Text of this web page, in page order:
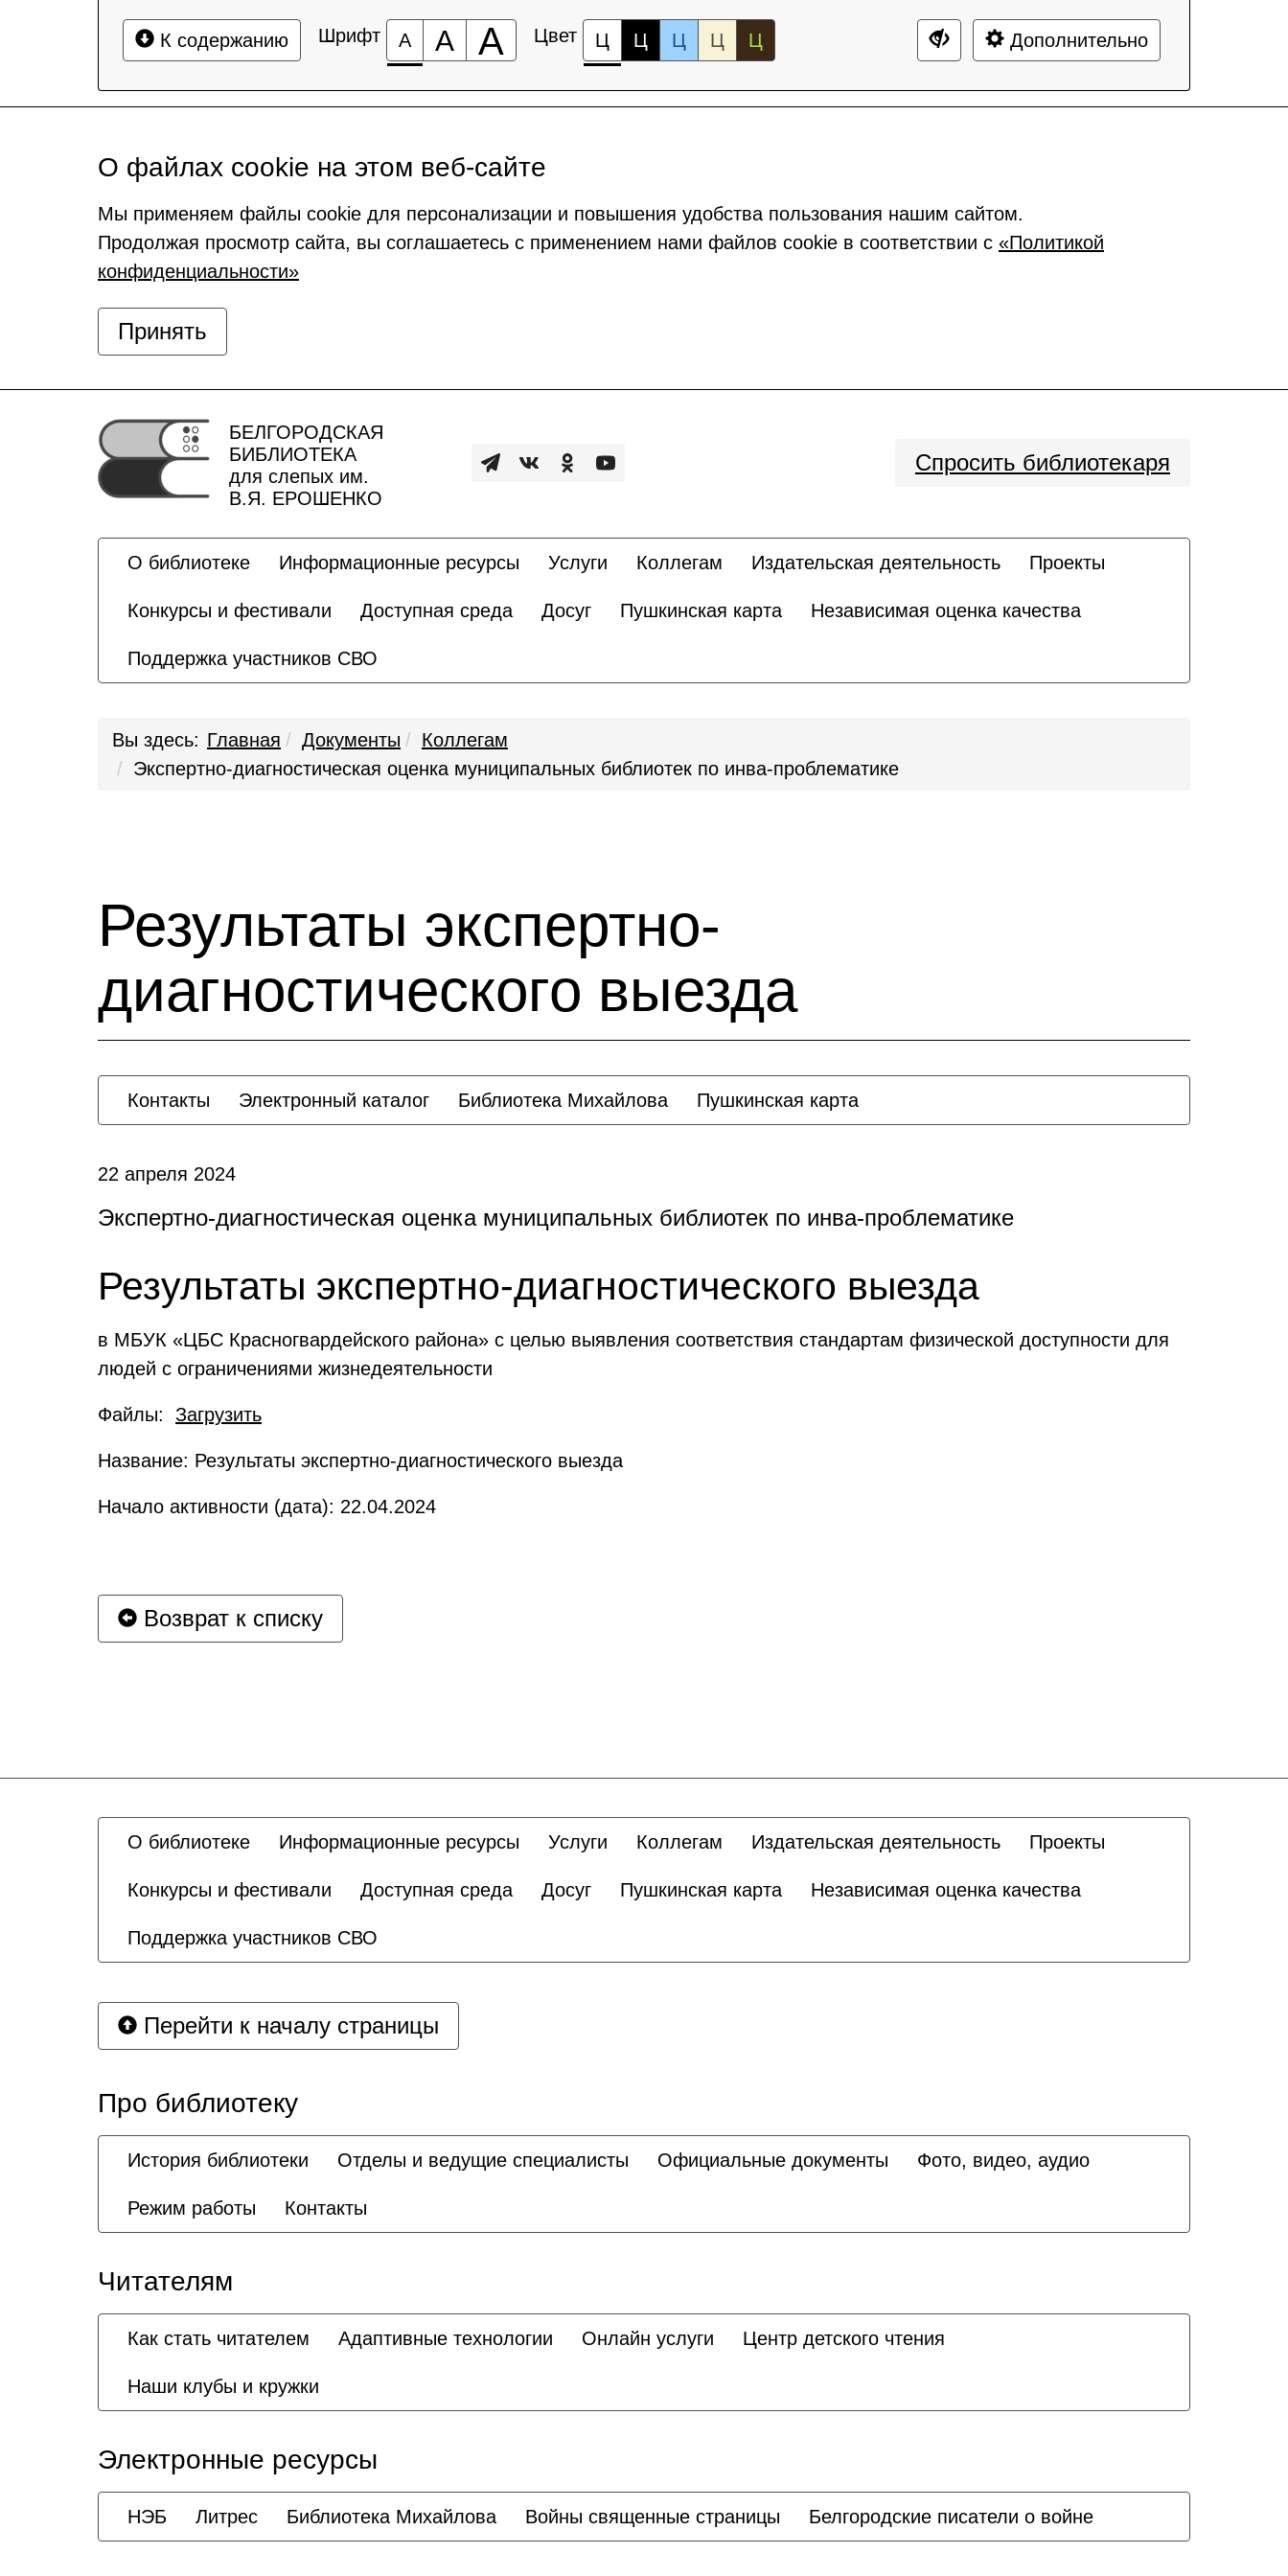
К содержанию Шрифт А А А Цвет Ц Ц Ц Ц Ц Дополнительно
О файлах cookie на этом веб-сайте
Мы применяем файлы cookie для персонализации и повышения удобства пользования нашим сайтом.
Продолжая просмотр сайта, вы соглашаетесь с применением нами файлов cookie в соответствии с «Политикой
конфиденциальности»
Принять
БЕЛГОРОДСКАЯ
БИБЛИОТЕКА
для слепых им.
В.Я. ЕРОШЕНКО
Спросить библиотекаря
О библиотеке Информационные ресурсы Услуги Коллегам Издательская деятельность Проекты
Конкурсы и фестивали Доступная среда Досуг Пушкинская карта Независимая оценка качества
Поддержка участников СВО
Вы здесь: Главная Документы
Коллегам
Экспертно-диагностическая оценка муниципальных библиотек по инва-проблематике
Результаты экспертно-
диагностического выезда
Контакты Электронный каталог Библиотека Михайлова Пушкинская карта
22 апреля 2024
Экспертно-диагностическая оценка муниципальных библиотек по инва-проблематике
Результаты экспертно-диагностического выезда
в МБУК «ЦБС Красногвардейского района» с целью выявления соответствия стандартам физической доступности для
людей с ограничениями жизнедеятельности
Файлы: Загрузить
Название: Результаты экспертно-диагностического выезда
Начало активности (дата): 22.04.2024
Возврат к списку
О библиотеке Информационные ресурсы Услуги Коллегам Издательская деятельность Проекты
Конкурсы и фестивали Доступная среда Досуг Пушкинская карта Независимая оценка качества
Поддержка участников СВО
Перейти к началу страницы
Про библиотеку
История библиотеки Отделы и ведущие специалисты Официальные документы Фото, видео, аудио
Режим работы Контакты
Читателям
Как стать читателем Адаптивные технологии Онлайн услуги Центр детского чтения
Наши клубы и кружки
Электронные ресурсы
НЭБ Литрес Библиотека Михайлова Войны священные страницы Белгородские писатели о войне